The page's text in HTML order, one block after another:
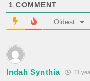
1 COMMENT
Oldest
Indah Synthia 11